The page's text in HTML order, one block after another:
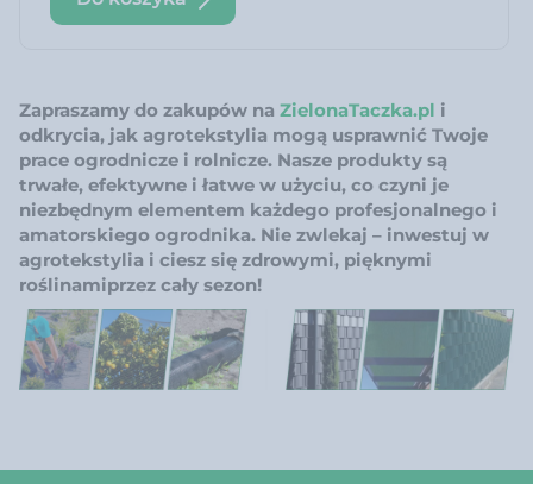
Zapraszamy do zakupów na ZielonaTaczka.pl i
odkrycia, jak agrotekstylia mogą usprawnić Twoje
prace ogrodnicze i rolnicze. Nasze produkty są
trwałe, efektywne i łatwe w użyciu, co czyni je
niezbędnym elementem każdego profesjonalnego i
amatorskiego ogrodnika. Nie zwlekaj – inwestuj w
agrotekstylia i ciesz się zdrowymi, pięknymi
roślinamiprzez cały sezon!